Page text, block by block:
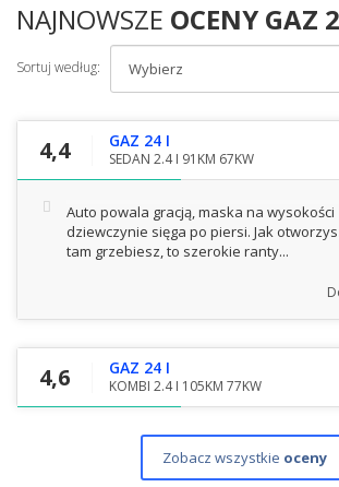
NAJNOWSZE OCENY GAZ
Sortuj według:
4,4 GAZ 24 I
SEDAN 2.4 I 91KM 67KW
Auto powala gracją, maska na wysokości
dziewczynie sięga po piersi. Jak
tam grzebiesz, to szerokie ranty...
4,6 GAZ 24 I
KOMBI 2.4 I 105KM 77KW
Zobacz wszystkie oceny